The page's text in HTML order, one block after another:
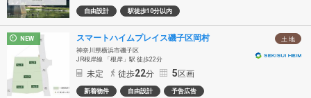
自由設計 駅徒歩10分以内
NEW 土 地
スマートハイムプレイス磯子区岡村
神奈川県横浜市磯子区
JR根岸線 「根岸」駅 徒歩22分
未定 徒歩22分 5 区画
新着物件 自由設計 予告広告